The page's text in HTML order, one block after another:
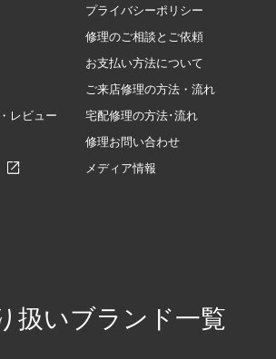
レビュー
プライバシーポリシー
修理のご相談とご依頼
お支払い方法について
ご来店修理の方法・流れ
宅配修理の方法･流れ
修理お問い合わせ
メディア情報
扱いブランド一覧